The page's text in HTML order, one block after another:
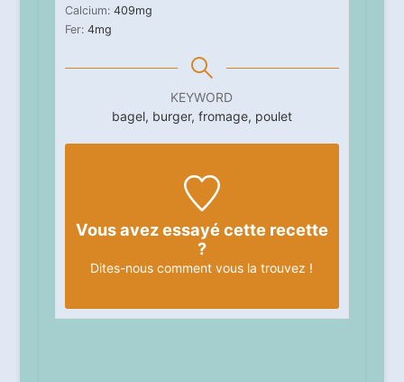
Calcium: 409mg
Fer: 4mg
KEYWORD
bagel, burger, fromage, poulet
Vous avez essayé cette recette
?
Dites-nous comment vous la trouvez !